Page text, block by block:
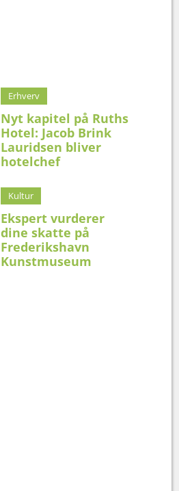
Erhverv
Nyt kapitel på Ruths
Hotel: Jacob Brink
Lauridsen bliver
hotelchef
Kultur
Ekspert vurderer
dine skatte på
Frederikshavn
Kunstmuseum